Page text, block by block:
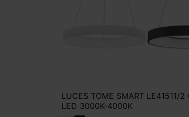
LUCES TOME SMART LE41511/2
LED 3000K-4000K